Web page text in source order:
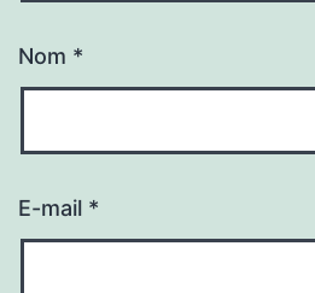
Nom *
E-mail *